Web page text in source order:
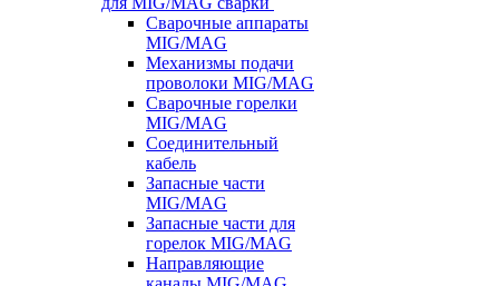
Сварочные аппараты
MIG/MAG
Механизмы подачи
проволоки MIG/MAG
Сварочные горелки
MIG/MAG
Соединительный
кабель
Запасные части
MIG/MAG
Запасные части для
горелок MIG/MAG
Направляющие